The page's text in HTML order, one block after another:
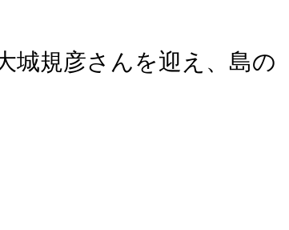
城規彦さんを迎え、島の